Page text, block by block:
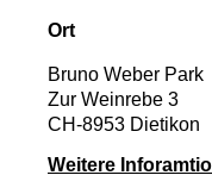
Ort
Bruno Weber Park
Zur Weinrebe 3
CH-8953 Dietikon
Weitere